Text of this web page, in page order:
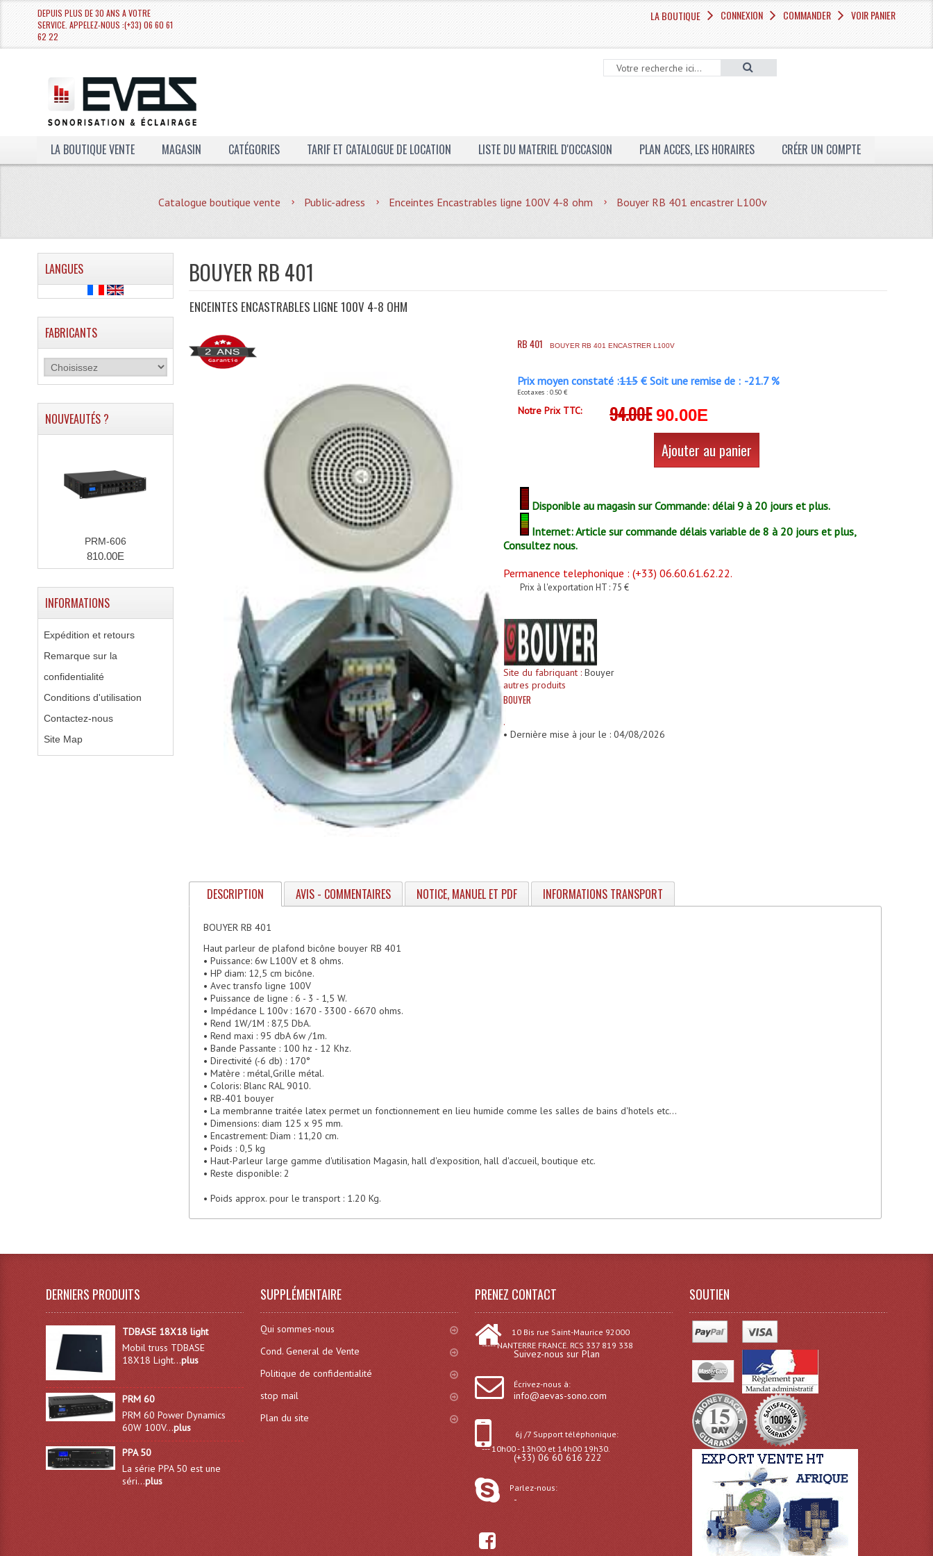
DEPUIS PLUS DE 30 ANS A VOTRE
SERVICE. APPELEZ-NOUS :(+33) 06 60 61
62 22
LA BOUTIQUE CONNEXION COMMANDER VOIR PANIER
LA BOUTIQUE VENTE MAGASIN CATÉGORIES TARIF ET CATALOGUE DE LOCATION LISTE DU MATERIEL D'OCCASION PLAN ACCES, LES HORAIRES CRÉER UN COMPTE
Catalogue boutique vente Public-adress Enceintes Encastrables ligne 100V 4-8 ohm Bouyer RB 401 encastrer L100v
BOUYER RB 401
ENCEINTES ENCASTRABLES LIGNE 100V 4-8 OHM
RB 401 BOUYER RB 401 ENCASTRER L100V
Prix moyen constaté :115€ Soit une remise de : -21.7 %
Ecotaxes : 0.50 €
Notre Prix TTC: 94.00E 90.00E
Ajouter au panier
Disponible au magasin sur Commande: délai 9 à 20 jours et plus.
Internet: Article sur commande délais variable de 8 à 20 jours et plus,
Consultez nous.
Permanence telephonique : (+33) 06.60.61.62.22.
Prix à l'exportation HT : 75 €
Site du fabriquant :Bouyer
autres produits
BOUYER
.
• Dernière mise à jour le : 04/08/2026
DESCRIPTION AVIS - COMMENTAIRES NOTICE, MANUEL ET PDF INFORMATIONS TRANSPORT
BOUYER RB 401
Haut parleur de plafond bicône bouyer RB 401
• Puissance: 6w L100V et 8 ohms.
• HP diam: 12,5 cm bicône.
• Avec transfo ligne 100V
• Puissance de ligne : 6 - 3 - 1,5 W.
• Impédance L 100v : 1670 - 3300 - 6670 ohms.
• Rend 1W/1M : 87,5 DbA.
• Rend maxi : 95 dbA 6w /1m.
• Bande Passante : 100 hz - 12 Khz.
• Directivité (-6 db) : 170°
• Matère : métal,Grille métal.
• Coloris: Blanc RAL 9010.
• RB-401 bouyer
• La membranne traitée latex permet un fonctionnement en lieu humide comme les salles de bains d'hotels etc...
• Dimensions: diam 125 x 95 mm.
• Encastrement: Diam : 11,20 cm.
• Poids : 0,5 kg
• Haut-Parleur large gamme d'utilisation Magasin, hall d'exposition, hall d'accueil, boutique etc.
• Reste disponible: 2
• Poids approx. pour le transport : 1.20 Kg.
LANGUES
FABRICANTS
NOUVEAUTÉS ?
PRM-606
810.00E
INFORMATIONS
Expédition et retours
Remarque sur la
confidentialité
Conditions d'utilisation
Contactez-nous
Site Map
DERNIERS PRODUITS
TDBASE 18X18 light
Mobil truss TDBASE
18X18 Light...plus
PRM 60
PRM 60 Power Dynamics
60W 100V...plus
PPA 50
La série PPA 50 est une
séri...plus
SUPPLÉMENTAIRE
Qui sommes-nous
Cond. General de Vente
Politique de confidentialité
stop mail
Plan du site
PRENEZ CONTACT
10 Bis rue Saint-Maurice 92000
----- NANTERRE FRANCE. RCS 337 819 338
Suivez-nous sur Plan
Écrivez-nous à:
info@aevas-sono.com
6j /7 Support téléphonique:
--- 10h00 - 13h00 et 14h00 19h30.
(+33) 06 60 616 222
Parlez-nous:
-
SOUTIEN